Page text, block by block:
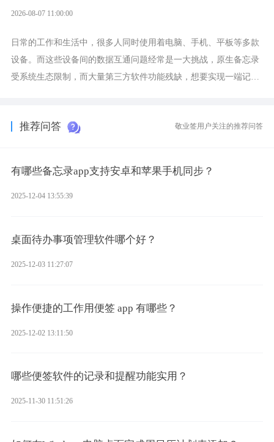
2026-08-07 11:00:00
日常的工作和生活中，很多人同时使用着电脑、手机、平板等多款
设备。而这些设备间的数据互通问题经常是一大挑战，原生备忘录
受系统生态限制，而大量第三方软件功能残缺，想要实现一端记
推荐问答 敬业签用户关注的推荐问答
有哪些备忘录app支持安卓和苹果手机同步？
2025-12-04 13:55:39
桌面待办事项管理软件哪个好？
2025-12-03 11:27:07
操作便捷的工作用便签 app 有哪些？
2025-12-02 13:11:50
哪些便签软件的记录和提醒功能实用？
2025-11-30 11:51:26